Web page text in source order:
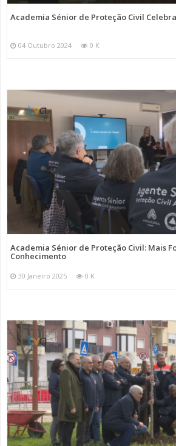
Academia Sénior de Proteção Civil
04 Outubro 2024 0 K
Academia Sénior de Proteção Civil: Mais
Conhecimento
30 Janeiro 2025 0 K